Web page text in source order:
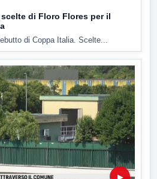
di Floro Flores per il
di Coppa Italia. Scelte...
▶